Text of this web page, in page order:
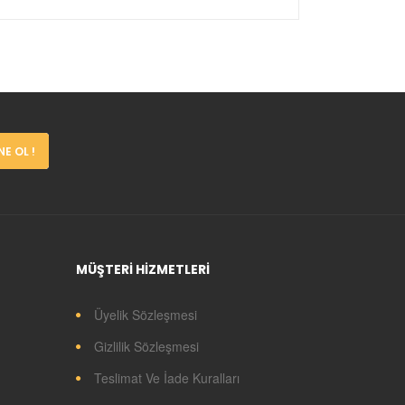
OL !
MÜŞTERİ HİZMETLERİ
Üyelik Sözleşmesi
Gizlilik Sözleşmesi
Teslimat Ve İade Kuralları